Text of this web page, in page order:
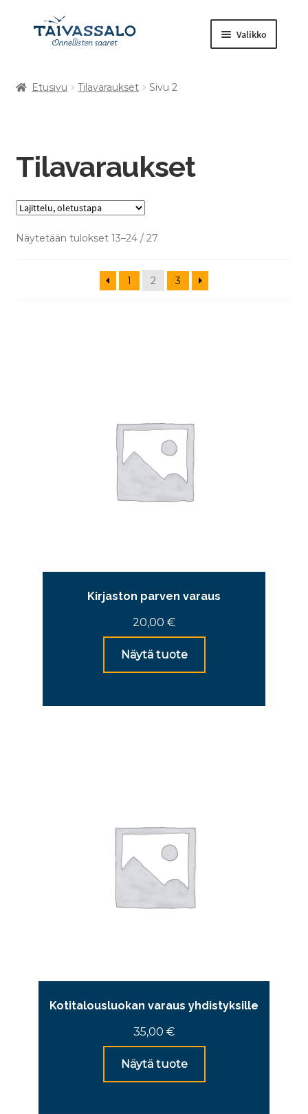
Valikko
Kuntosali
Retket ja tapahtumat
Muut tuotteet
Etusivu Tilavaraukset Sivu 2
Tilavaraukset
Näytetään tulokset 13–24 / 27
1 2 3
Kirjaston parven varaus
20,00 €
Näytä tuote
Kotitalousluokan varaus yhdistyksille
35,00 €
Näytä tuote